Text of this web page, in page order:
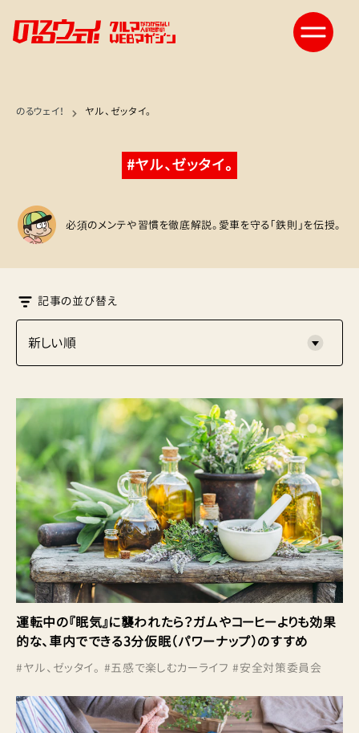
のるウェイ！ ヤル、ゼッタイ。
#ヤル、ゼッタイ。
必須のメンテや習慣を徹底解説。愛車を守る「鉄則」を伝授。
記事の並び替え
運転中の『眠気』に襲われたら？ガムやコーヒーよりも効果
的な、車内でできる3分仮眠（パワーナップ）のすすめ
#ヤル、ゼッタイ。 #五感で楽しむカーライフ #安全対策委員会